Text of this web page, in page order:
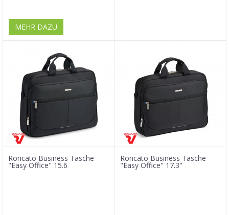
MEHR DAZU
Roncato Business Tasche
"Easy Office" 15.6
Roncato Business Tasche
"Easy Office" 17.3"